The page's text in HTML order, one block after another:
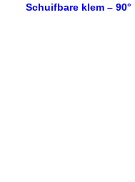
Schuifbare klem –